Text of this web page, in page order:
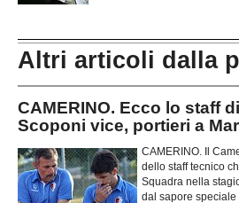
Altri articoli dalla
CAMERINO. Ecco lo staff
Scoponi vice, portieri a
CAMERINO. Il
dello staff tecnico
Squadra nella
dal sapore